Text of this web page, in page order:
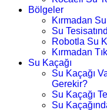
Bölgeler
Kırmadan
Su
Robotla Su
Kırmadan
Su Kaçağı
Su Kaçağı
Gerekir?
Su Kaçağı
Su